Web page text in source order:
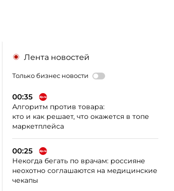
Лента новостей
Только бизнес новости
00:35
Алгоритм против товара:
кто и как решает, что окажется в топе
маркетплейса
00:25
Некогда бегать по врачам: россияне
неохотно соглашаются на медицинские
чекапы